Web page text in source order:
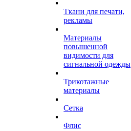
Ткани для печати,
рекламы
Материалы
повышенной
видимости для
сигнальной одежды
Трикотажные
материалы
Сетка
Флис